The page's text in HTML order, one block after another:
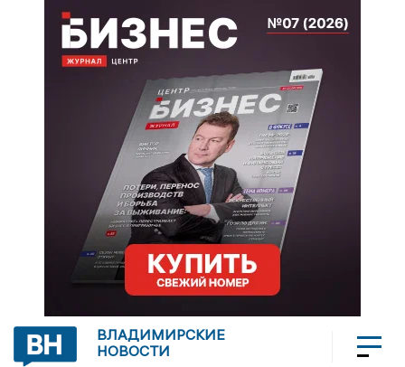
ВЛАДИМИРСКИЕ
НОВОСТИ